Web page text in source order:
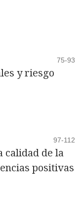
75-93
y riesgo
97-112
calidad de la
positivas